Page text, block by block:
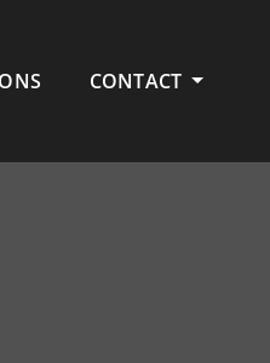
CONTACT